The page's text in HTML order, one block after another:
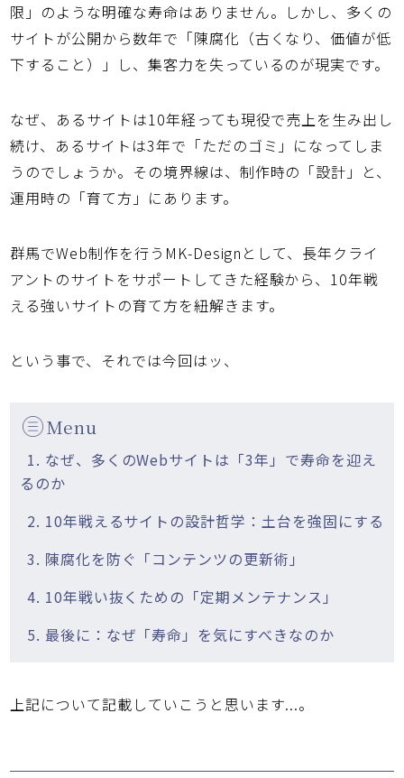
限」のような明確な寿命はありません。しかし、多くの
サイトが公開から数年で「陳腐化（古くなり、価値が低
下すること）」し、集客力を失っているのが現実です。
なぜ、あるサイトは10年経っても現役で売上を生み出し
続け、あるサイトは3年で「ただのゴミ」になってしま
うのでしょうか。その境界線は、制作時の「設計」と、
運用時の「育て方」にあります。
群馬でWeb制作を行うMK-Designとして、長年クライ
アントのサイトをサポートしてきた経験から、10年戦
える強いサイトの育て方を紐解きます。
という事で、それでは今回はッ、
Menu
1. なぜ、多くのWebサイトは「3年」で寿命を迎え
るのか
2. 10年戦えるサイトの設計哲学：土台を強固にする
3. 陳腐化を防ぐ「コンテンツの更新術」
4. 10年戦い抜くための「定期メンテナンス」
5. 最後に：なぜ「寿命」を気にすべきなのか
上記について記載していこうと思います...。